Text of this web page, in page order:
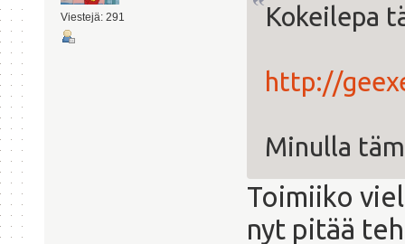
Viestejä: 291 Kokeilepa
http://
Minulla
Toimiiko
nyt pitää